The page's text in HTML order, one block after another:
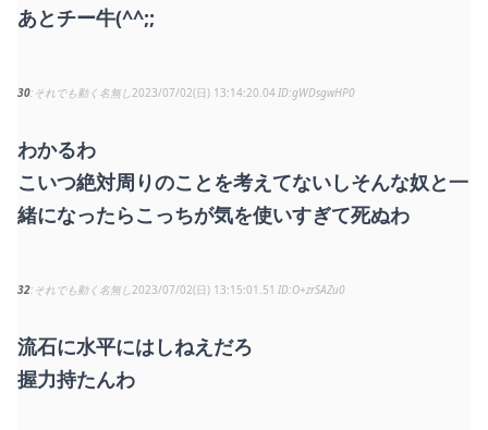
あとチー牛(^^;;
30 それでも動く名無し2023/07/02(日) 13:14:20.04 gWDsgwHP0
わかるわ
こいつ絶対周りのことを考えてないしそんな奴と一
緒になったらこっちが気を使いすぎて死ぬわ
32 それでも動く名無し2023/07/02(日) 13:15:01.51 O+zrSAZu0
流石に水平にはしねえだろ
握力持たんわ